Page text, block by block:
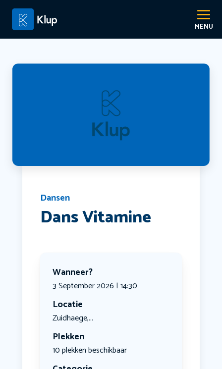
Dansen
Dans Vitamine
Wanneer?
3 September 2026 | 14:30
Locatie
Zuidhaege,...
Plekken
10 plekken beschikbaar